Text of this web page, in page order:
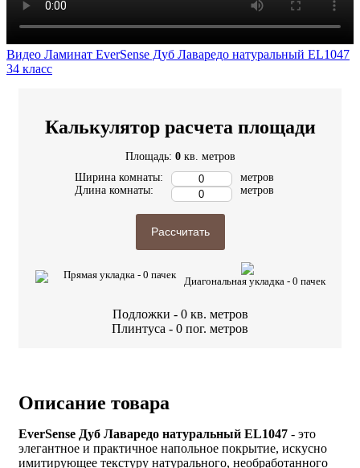
Видео Ламинат EverSense Дуб Лаваредо натуральный EL1047
34 класс
Калькулятор расчета площади
Площадь: 0 кв. метров
Ширина комнаты:
Длина комнаты:
метров
метров
Рассчитать
Прямая укладка - 0 пачек
Диагональная укладка - 0 пачек
Подложки - 0 кв. метров
Плинтуса - 0 пог. метров
Описание товара
EverSense Дуб Лаваредо натуральный EL1047 - это
элегантное и практичное напольное покрытие, искусно
имитирующее текстуру натурального, необработанного